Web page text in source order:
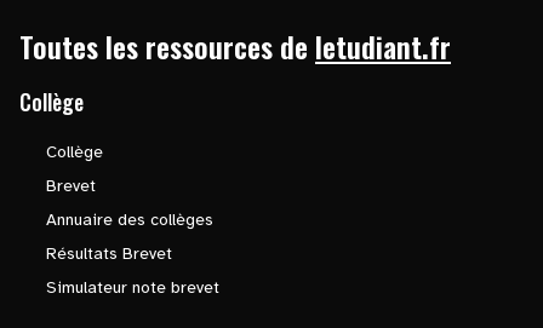
Toutes les ressources de letudiant.fr
Collège
Collège
Brevet
Annuaire des collèges
Résultats Brevet
Simulateur note brevet